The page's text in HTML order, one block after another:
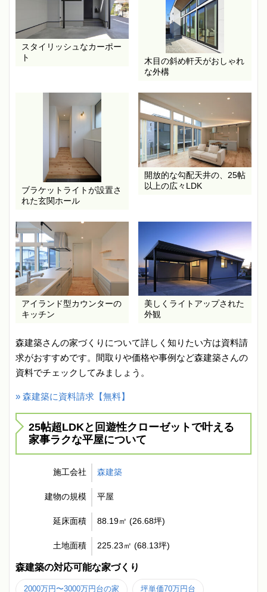
スタイリッシュなカーポー
ト
木目の斜め軒天がおしゃれ
な外構
ブラケットライトが設置さ
れた玄関ホール
開放的な勾配天井の、25帖
以上の広々LDK
アイランド型カウンターの
キッチン
美しくライトアップされた
外観
森建築さんの家づくりについて詳しく知りたい方は資料請
求がおすすめです。間取りや価格や事例など森建築さんの
資料でチェックしてみましょう。
» 森建築に資料請求【無料】
25帖超LDKと回遊性クローゼットで叶える
家事ラクな平屋について
施工会社 森建築
建物の規模 平屋
延床面積 88.19㎡ (26.68坪)
土地面積 225.23㎡ (68.13坪)
森建築の対応可能な家づくり
2000万円〜3000万円台の家 坪単価70万円台